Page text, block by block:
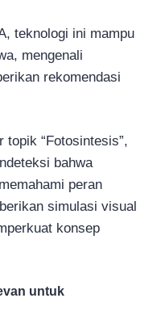
teknologi ini mampu
mengenali
rekomendasi
“Fotosintesis”,
bahwa
peran
simulasi visual
konsep
untuk